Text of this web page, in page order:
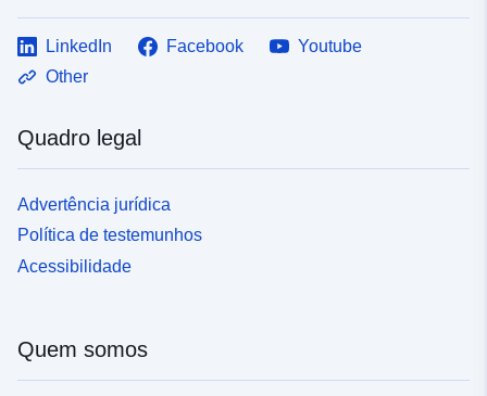
LinkedIn Facebook
Youtube
Other
Quadro legal
Advertência jurídica
Política de testemunhos
Acessibilidade
Quem somos